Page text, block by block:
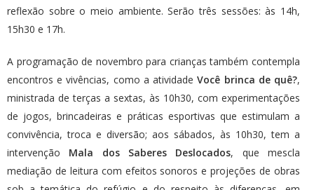
reflexão sobre o meio ambiente. Serão três sessões: às 14h,
15h30 e 17h.
A programação de novembro para crianças também contempla
encontros e vivências, como a atividadeVocê brinca de quê?,
ministrada de terças a sextas, às 10h30, com experimentações
de jogos, brincadeiras e práticas esportivas que estimulam a
convivência, troca e diversão; aos sábados, às 10h30, tem a
intervenção Mala dos Saberes Deslocados, que mescla
mediação de leitura com efeitos sonoros e projeções de obras